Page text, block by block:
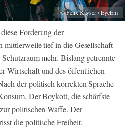
© Felix Kayser / EyeEm
Forderung der
mittlerweile tief in die Gesellschaft
mehr. Bislang getrennte
Wirtschaft und des öffentlichen
der politisch korrekten Sprache
Der Boykott, die schärfste
politischen Waffe. Der
die politische Freiheit.